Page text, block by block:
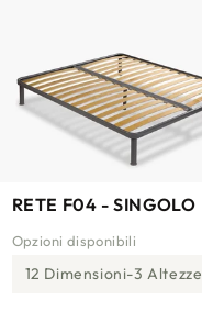
RETE F04 - SINGOLO
Opzioni disponibili
12 Dimensioni 3 Altezze